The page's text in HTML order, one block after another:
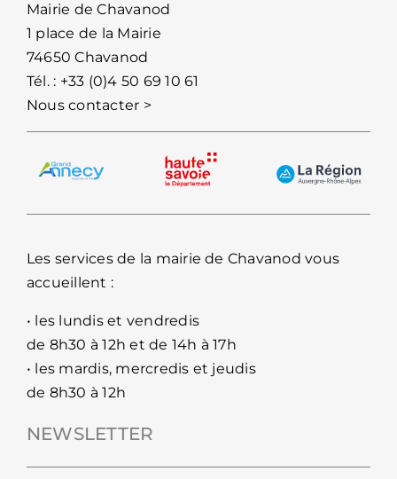
Mairie de Chavanod
1 place de la Mairie
74650 Chavanod
Tél. : +33 (0)4 50 69 10 61
Nous contacter >
Les services de la mairie de Chavanod vous
accueillent :
• les lundis et vendredis
de 8h30 à 12h et de 14h à 17h
• les mardis, mercredis et jeudis
de 8h30 à 12h
NEWSLETTER